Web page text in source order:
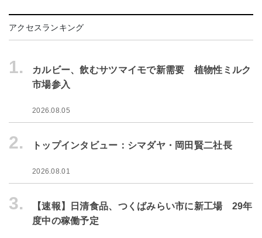
アクセスランキング
1.
カルビー、飲むサツマイモで新需要 植物性ミルク
市場参入
2026.08.05
2. トップインタビュー：シマダヤ・岡田賢二社長
2026.08.01
3.
【速報】日清食品、つくばみらい市に新工場 29年
度中の稼働予定